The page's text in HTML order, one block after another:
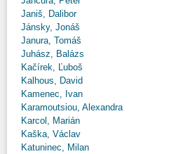
Janiš, Dalibor
Jánsky, Jonáš
Janura, Tomáš
Juhász, Balázs
Kačírek, Ľuboš
Kalhous, David
Kamenec, Ivan
Karamoutsiou, Alexandra
Karcol, Marián
Kaška, Václav
Katuninec, Milan